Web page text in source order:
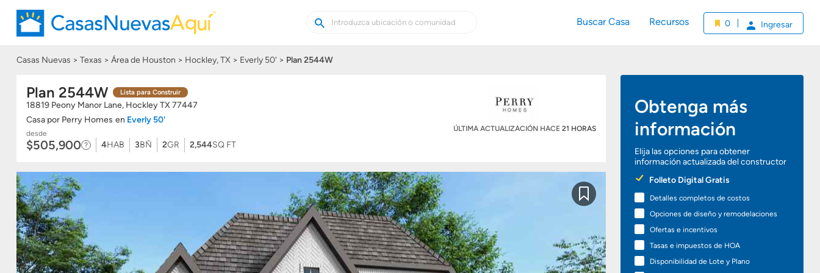
Buscar
casas
Buscar
Buscar Casa Recursos 0 Ingresar
Casas Nuevas Texas Área de Houston Hockley, TX Everly 50' Plan 2544W
Plan 2544W Lista para Construir
18819 Peony Manor Lane, HockleyTX77447
Casa por Perry Homes en Everly 50'
ÚLTIMA ACTUALIZACIÓN HACE 21 HORAS
desde
$505,900 4HAB 3BÑ 2GR 2,544SQ FT
Obtenga más
información
Elija las opciones para obtener
información actualizada del constructor
Preferred
Options
Folleto Digital Gratis
Detalles completos de costos
Opciones de diseño y remodelaciones
Ofertas e incentivos
Tasas e impuestos de HOA
Disponibilidad de Lote y Plano
Guardar